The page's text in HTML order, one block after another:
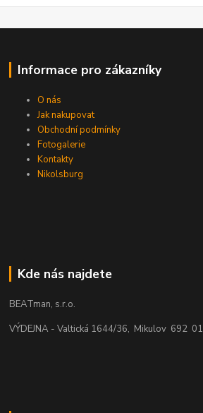
Informace pro zákazníky
O nás
Jak nakupovat
Obchodní podmínky
Fotogalerie
Kontakty
Nikolsburg
Kde nás najdete
BEATman, s.r.o.
VÝDEJNA - Valtická 1644/36, Mikulov 692 01